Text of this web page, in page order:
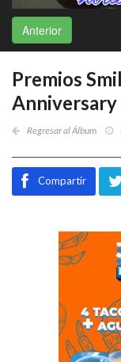
Anterior
Premios
Anniversary
Regresar al Álbum
Compartir